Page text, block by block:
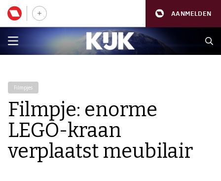
AANMELDEN
Filmpjes
Filmpje: enorme
LEGO-kraan
verplaatst meubilair